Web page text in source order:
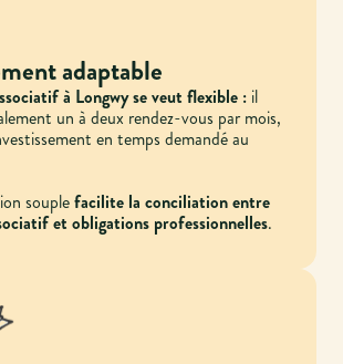
adaptable
à Longwy se veut flexible : il
un à deux rendez-vous par mois,
en temps demandé au
souplefacilite la conciliation entre
et obligations professionnelles.